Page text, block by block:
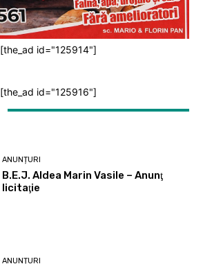
[the_ad id="125914"]
[the_ad id="125916"]
ANUNȚURI
B.E.J. Aldea Marin Vasile – Anunţ
licitaţie
ANUNȚURI